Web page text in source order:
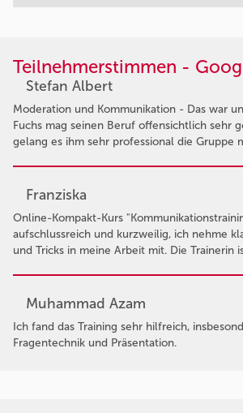
Teilnehmerstimmen -
Stefan Albert
Moderation und Kommunikation - Das war
Fuchs mag seinen Beruf offensichtlich sehr
gelang es ihm sehr professional die Gruppe
Franziska
Online-Kompakt-Kurs
aufschlussreich und kurzweilig, ich nehme
und Tricks in meine Arbeit mit. Die Trainerin
Muhammad Azam
Ich fand das Training sehr hilfreich,
Fragentechnik und Präsentation.